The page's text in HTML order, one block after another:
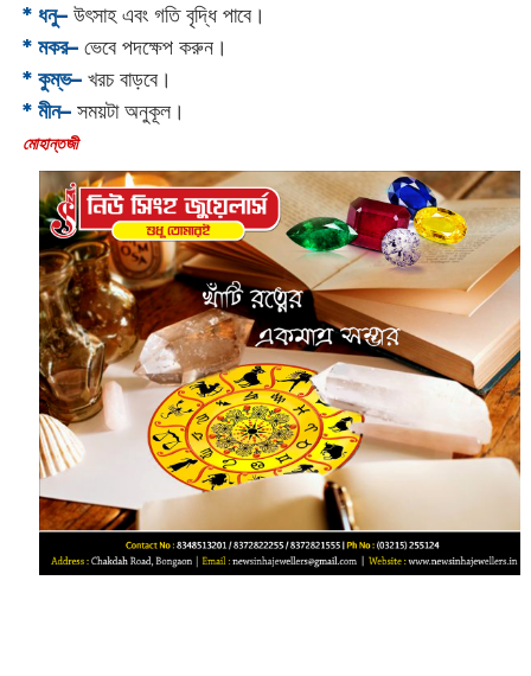
* ধনু–উৎসাহ এবং গতি বৃদ্ধি পাবে।
* মকর–ভেবে পদক্ষেপ করুন।‌
* কুম্ভ– খরচ বাড়বে।
* মীন–সময়টা অনুকূল।
‌মোহান্তজী‌‌‌‌‌‌‌‌‌‌‌‌‌‌‌‌‌